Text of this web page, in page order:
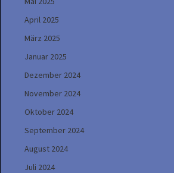
April 2025
März 2025
Januar 2025
Dezember 2024
November 2024
Oktober 2024
September 2024
August 2024
Juli 2024